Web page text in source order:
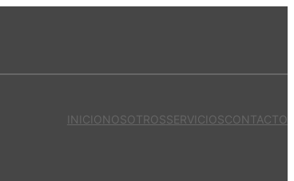
INICIONOSOTROSSERVICIOSCONTACTO